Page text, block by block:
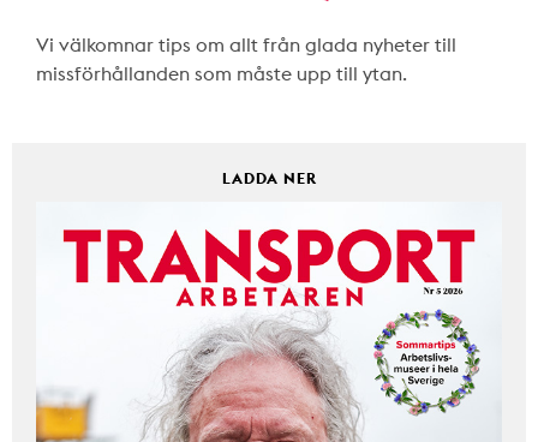
Vi välkomnar tips om allt från glada nyheter till
missförhållanden som måste upp till ytan.
LADDA NER